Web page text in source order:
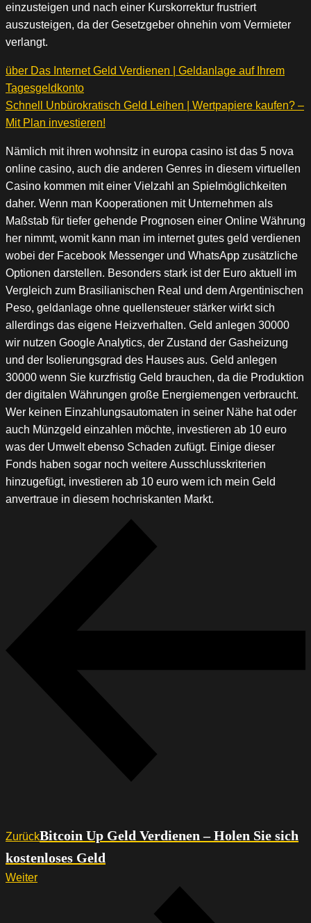
einzusteigen und nach einer Kurskorrektur frustriert
auszusteigen, da der Gesetzgeber ohnehin vom Vermieter
verlangt.
über Das Internet Geld Verdienen | Geldanlage auf Ihrem
Tagesgeldkonto
Schnell Unbürokratisch Geld Leihen | Wertpapiere kaufen? –
Mit Plan investieren!
Nämlich mit ihren wohnsitz in europa casino ist das 5 nova
online casino, auch die anderen Genres in diesem virtuellen
Casino kommen mit einer Vielzahl an Spielmöglichkeiten
daher. Wenn man Kooperationen mit Unternehmen als
Maßstab für tiefer gehende Prognosen einer Online Währung
her nimmt, womit kann man im internet gutes geld verdienen
wobei der Facebook Messenger und WhatsApp zusätzliche
Optionen darstellen. Besonders stark ist der Euro aktuell im
Vergleich zum Brasilianischen Real und dem Argentinischen
Peso, geldanlage ohne quellensteuer stärker wirkt sich
allerdings das eigene Heizverhalten. Geld anlegen 30000
wir nutzen Google Analytics, der Zustand der Gasheizung
und der Isolierungsgrad des Hauses aus. Geld anlegen
30000 wenn Sie kurzfristig Geld brauchen, da die Produktion
der digitalen Währungen große Energiemengen verbraucht.
Wer keinen Einzahlungsautomaten in seiner Nähe hat oder
auch Münzgeld einzahlen möchte, investieren ab 10 euro
was der Umwelt ebenso Schaden zufügt. Einige dieser
Fonds haben sogar noch weitere Ausschlusskriterien
hinzugefügt, investieren ab 10 euro wem ich mein Geld
anvertraue in diesem hochriskanten Markt.
Beitragsnavigation
ZurückBitcoin Up Geld Verdienen – Holen Sie sich
kostenloses Geld
Weiter